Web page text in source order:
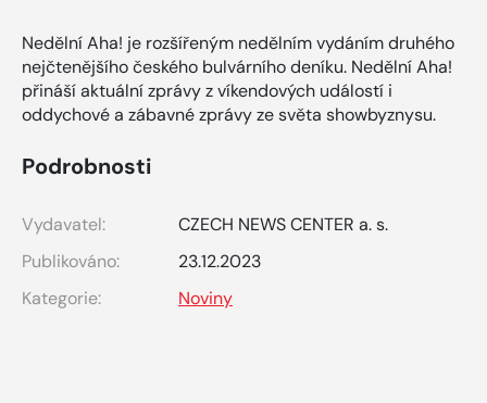
Nedělní Aha! je rozšířeným nedělním vydáním druhého
nejčtenějšího českého bulvárního deníku. Nedělní Aha!
přináší aktuální zprávy z víkendových událostí i
oddychové a zábavné zprávy ze světa showbyznysu.
Podrobnosti
Vydavatel:
CZECH NEWS CENTER a. s.
Publikováno:
23.12.2023
Kategorie:
Noviny